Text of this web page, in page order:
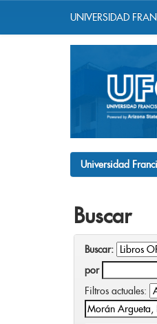
UNIVERSIDAD
Universidad
Buscar
Buscar:
por
Filtros actuales: